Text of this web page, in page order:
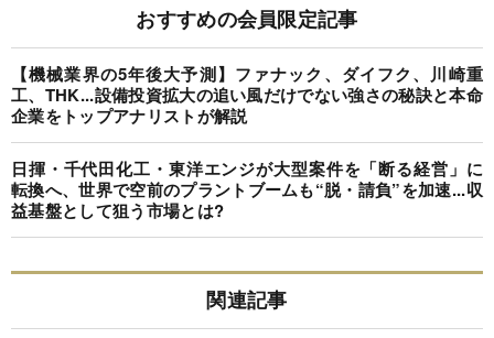
おすすめの会員限定記事
【機械業界の5年後大予測】ファナック、ダイフク、川崎重
工、THK...設備投資拡大の追い風だけでない強さの秘訣と本命
企業をトップアナリストが解説
日揮・千代田化工・東洋エンジが大型案件を「断る経営」に
転換へ、世界で空前のプラントブームも“脱・請負”を加速...収
益基盤として狙う市場とは?
関連記事